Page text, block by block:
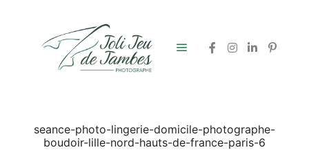
seance-photo-lingerie-domicile-photographe-
boudoir-lille-nord-hauts-de-france-paris-6